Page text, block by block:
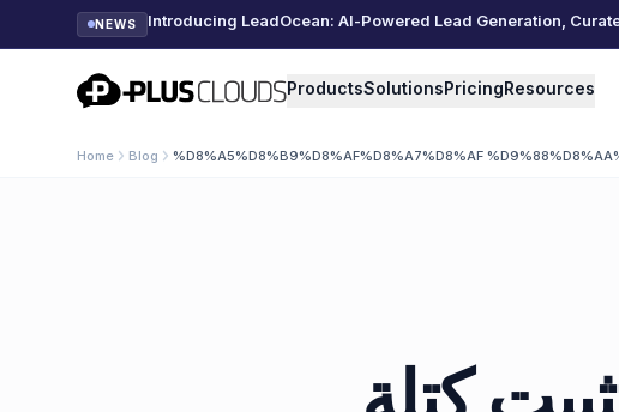
NEWS Introducing LeadOcean: AI-Powered Lead Generation,
PlusClouds ProductsSolutionsPricingResources
Home Blog %D8%A5%D8%B9%D8%AF%D8%A7%D8%AF